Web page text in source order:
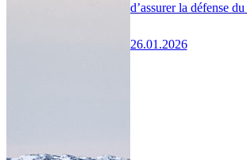
d’assurer la défense
26.01.2026